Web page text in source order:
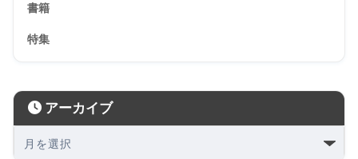
書籍
特集
アーカイブ